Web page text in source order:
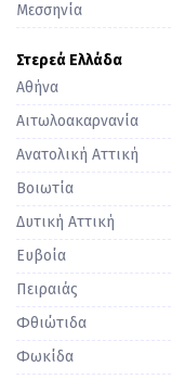
Μεσσηνία
Στερεά Ελλάδα
Αθήνα
Αιτωλοακαρνανία
Ανατολική Αττική
Βοιωτία
Δυτική Αττική
Ευβοία
Πειραιάς
Φθιώτιδα
Φωκίδα